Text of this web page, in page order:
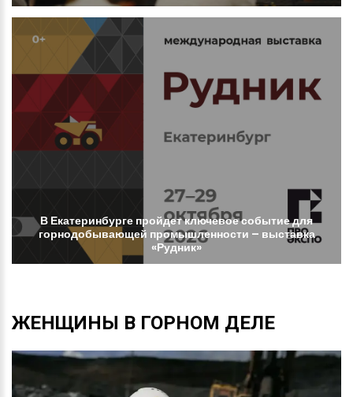
В Екатеринбурге пройдетключевоесобытиедля
горнодобывающей промышленности – выставка
«Рудник»
ЖЕНЩИНЫ В ГОРНОМ ДЕЛЕ